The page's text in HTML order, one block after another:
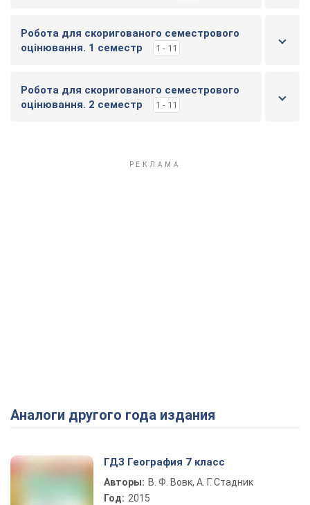
Робота для скоригованого семестрового
оцінювання. 1 семестр
1 - 11
Робота для скоригованого семестрового
оцінювання. 2 семестр
1 - 11
Аналоги другого года издания
ГДЗ География 7 класс
Авторы: В. Ф. Вовк, А. Г. Стадник
Год: 2015